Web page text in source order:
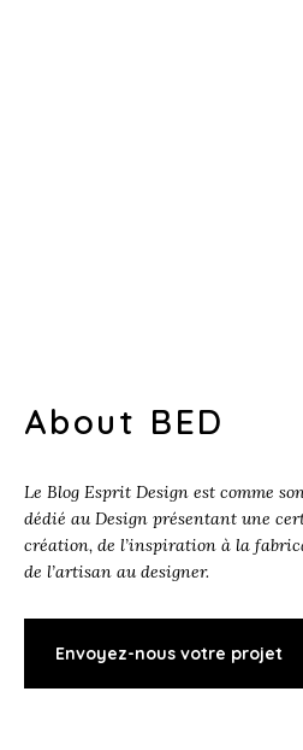
About BED
Le Blog Esprit Design est comme
dédié au Design présentant une
création, de l’inspiration à la
de l’artisan au designer.
Envoyez-nous votre projet